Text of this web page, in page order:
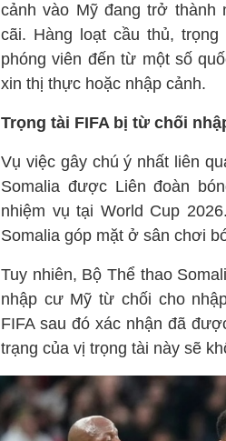
cảnh vào Mỹ đang trở thành
cãi. Hàng loạt cầu thủ,
phóng viên đến từ một số
xin thị thực hoặc nhập cảnh.
Trọng tài FIFA bị từ chối
Vụ việc gây chú ý nhất liên
Somalia được Liên đoàn
nhiệm vụ tại World Cup
Somalia góp mặt ở sân chơi
Tuy nhiên, Bộ Thể thao
nhập cư Mỹ từ chối cho
FIFA sau đó xác nhận đã
trạng của vị trọng tài này sẽ